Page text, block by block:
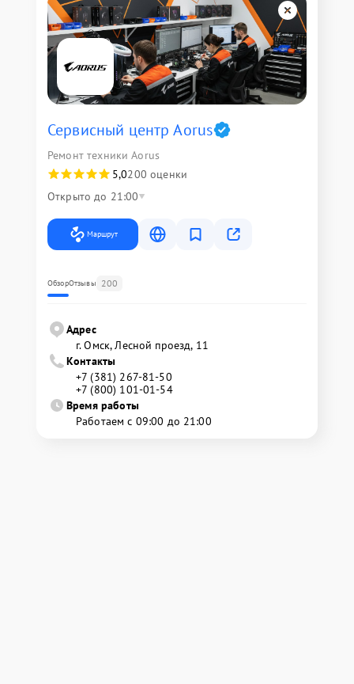
Сервисный центр Aorus
Ремонт техники Aorus
5,0200 оценки
Открыто до 21:00
Маршрут
ОбзорОтзывы 200
Адрес
г. Омск, ​Лесной проезд, 11
Контакты
+7 (381) 267-81-50
+7 (800) 101-01-54
Время работы
Работаем с 09:00 до 21:00